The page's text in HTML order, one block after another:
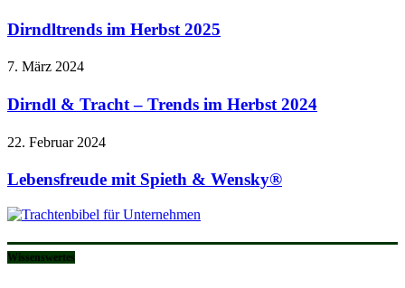
Dirndltrends im Herbst 2025
7. März 2024
Dirndl & Tracht – Trends im Herbst 2024
22. Februar 2024
Lebensfreude mit Spieth & Wensky®
Wissenswertes